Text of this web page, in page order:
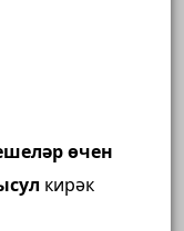
өчен
кирәк